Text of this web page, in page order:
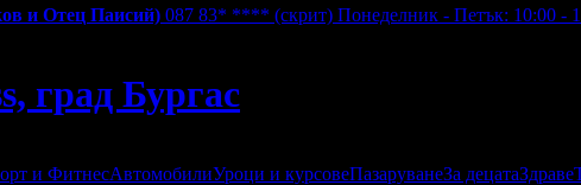
и Отец Паисий) 087 83* **** (скрит) Понеделник - Петък: 10:00 -
град Бургас
и ФитнесАвтомобилиУроци и курсовеПазаруванеЗа децатаЗдраве